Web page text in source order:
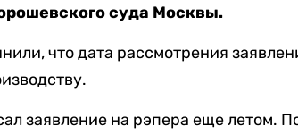
суда Москвы.
что дата рассмотрения
заявление на рэпера еще летом.